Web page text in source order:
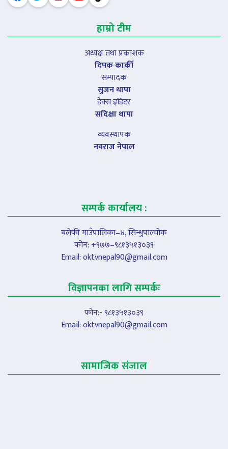
हाम्रो टीम
अध्यक्ष तथा प्रकाशक
दिपक कार्की
सम्पादक
सुजन थापा
डेक्स इडिटर
सदिक्षा थापा
व्यवस्थापक
नवराज नेपाल
सम्पर्क कार्यालय :
बलेफी गाउँपालिका–४, सिन्धुपाल्चोक
फोन: +९७७–९८१३५१३०३९
Email:oktvnepal90@gmail.com
विज्ञापनका लागि सम्पर्कः
फोन:- ९८१३५१३०३९
Email:oktvnepal90@gmail.com
सामाजिक संजाल